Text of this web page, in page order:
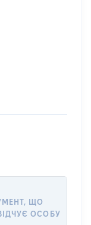
ЩО
ОСОБУ